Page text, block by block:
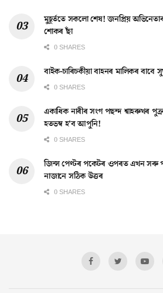
মুহূৰ্ততে সকলো শেষ! জনপ্ৰিয়
শোকৰ ছাঁ
0 SHARES
বাইক-চাৰিচকীয়া বাহনৰ মালিকৰ বাবে
0 SHARES
একাধিক নাৰীৰ সংগ পছন্দ শ্বাহৰুখৰ
হতভম্ব হ’ব আপুনি!
0 SHARES
জিন্স পেণ্টৰ পকেটৰ ওপৰত এখন সৰু
নাজানে সঠিক উত্তৰ
0 SHARES